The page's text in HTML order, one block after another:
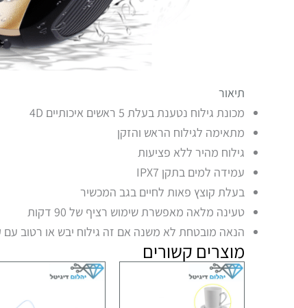
תיאור
מכונת גילוח נטענת בעלת 5 ראשים איכותיים 4D
מתאימה לגילוח הראש והזקן
גילוח מהיר ללא פציעות
עמידה למים בתקן IPX7
בעלת קוצץ פאות לחיים בגב המכשיר
טעינה מלאה מאפשרת שימוש רציף של 90 דקות
הנאה מובטחת לא משנה אם זה גילוח יבש או רטוב
מוצרים קשורים